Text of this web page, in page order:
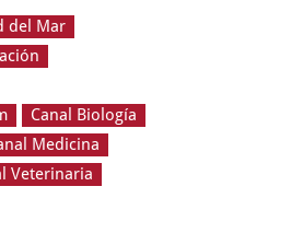
del Mar
Canal Biología
Medicina
Veterinaria